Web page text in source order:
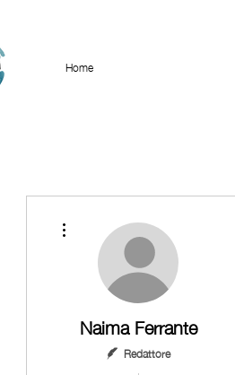
Home
Naima Ferrante
Redattore